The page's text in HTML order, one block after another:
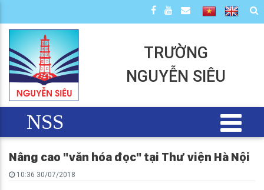
TRƯỜNG
NGUYỄN SIÊU
NSS
Nâng cao "văn hóa đọc" tại Thư viện Hà Nội
10:36 30/07/2018